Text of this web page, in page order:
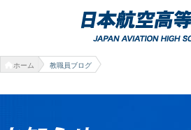
ホーム 教職員ブログ